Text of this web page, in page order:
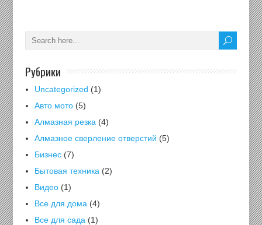
Рубрики
Uncategorized (1)
Авто мото(5)
Алмазная резка (4)
Алмазное сверление отверстий (5)
Бизнес(7)
Бытовая техника (2)
Видео(1)
Все для дома (4)
Все для сада (1)